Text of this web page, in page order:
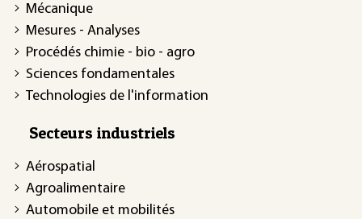
Mécanique
Mesures - Analyses
Procédés chimie - bio - agro
Sciences fondamentales
Technologies de l'information
Secteurs industriels
Aérospatial
Agroalimentaire
Automobile et mobilités